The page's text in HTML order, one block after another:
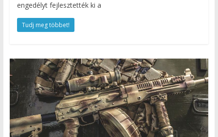
engedélyt fejlesztették ki a
Tudj meg többet!